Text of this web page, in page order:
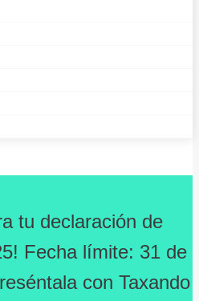
tu declaración de
Fecha límite: 31 de
con Taxando